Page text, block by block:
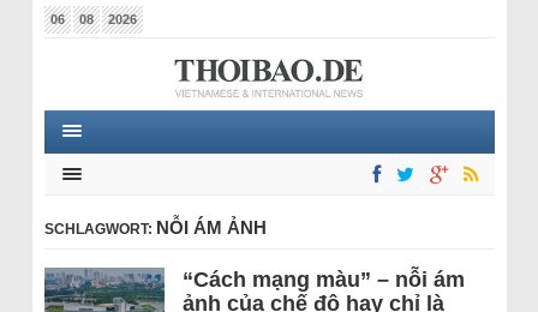
06 08 2026
SCHLAGWORT: NỖI ÁM ẢNH
“Cách mạng màu” – nỗi ám
ảnh của chế độ hay chỉ là